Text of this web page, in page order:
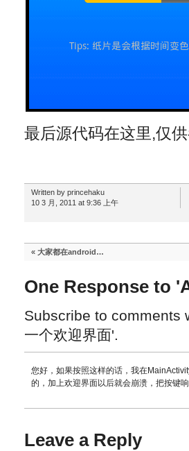
最后源代码在这里,仅
Written by princehaku
10 3 月, 2011 at 9:36 上午
« 大家都在android…
One Response to
Subscribe to comments
一个欢迎界面'.
您好，如果按照这样的话，我在
的，加上欢迎界面以后就会崩溃，把按键
Leave a Reply